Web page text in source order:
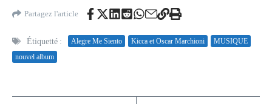
Partagez l'article
Étiquetté : Alegre Me Siento Kicca et Oscar Marchioni
MUSIQUE
nouvel album